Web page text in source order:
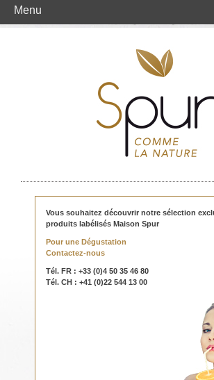
Vous souhaitez découvrir notre sélection
produits labélisés Maison Spur
Pour une Dégustation
Contactez-nous
Tél. FR : +33 (0)4 50 35 46 80
Tél. CH : +41 (0)22 544 13 00
Menu